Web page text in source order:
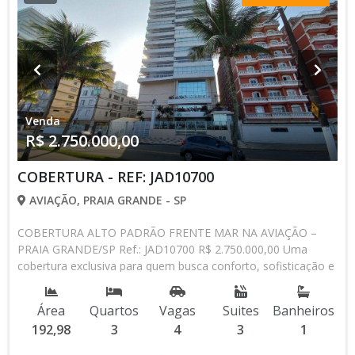
Próximo a comércios e serviços da região Entre em contato e
agende sua visita: (13) 98818-0025 Av. Presidente Kennedy,
10.073 – Maracanã – Praia Grande/SP JADS SANTANA –
CRECI 75.645 Excelente opção para quem busca imóvel de
alto padrão, com amplo terreno, lazer completo e grande
potencial de valorização no litoral!
Venda
R$ 2.750.000,00
COBERTURA - REF: JAD10700
AVIAÇÃO, PRAIA GRANDE - SP
COBERTURA ALTO PADRÃO FRENTE MAR NA AVIAÇÃO –
PRAIA GRANDE/SP Ref.: JAD10700 R$ 2.750.000,00 Uma
cobertura exclusiva para quem busca conforto, sofisticação e
uma vista privilegiada para o mar. Localizada no bairro
Aviação, esta cobertura oferece amplos espaços, excelente
distribuição dos ambientes e uma infraestrutura completa de
lazer e segurança. Características do imóvel: • 192,98m² de
Área
192,98
Quartos
3
Vagas
4
Suites
3
Banheiros
1